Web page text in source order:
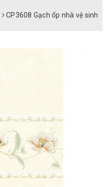
CP3608 Gạch ốp nhà vệ sinh